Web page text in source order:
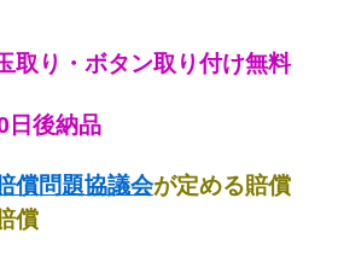
取り・ボタン取り付け無料
日後納品
償問題協議会が定める賠償
償